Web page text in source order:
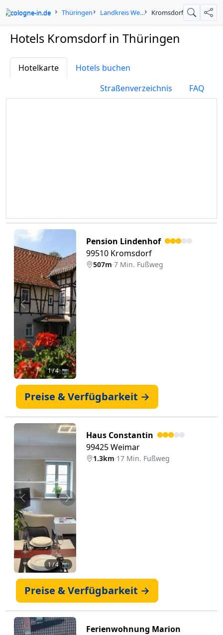
cologne-in.de Thüringen Landkreis Weimarer Land Kromsdorf Suche
Hotels Kromsdorf in Thüringen
Hotelkarte
Hotels buchen
Straßenverzeichnis
FAQ
Zurück Weiter
1/ 4 📷
Pension Lindenhof
99510 Kromsdorf
507m·7 Min. Fußweg
Preise & Verfügbarkeit →
Zurück Weiter
1/ 4 📷
Haus Constantin
99425 Weimar
1.3km·17 Min. Fußweg
Preise & Verfügbarkeit →
Ferienwohnung Marion